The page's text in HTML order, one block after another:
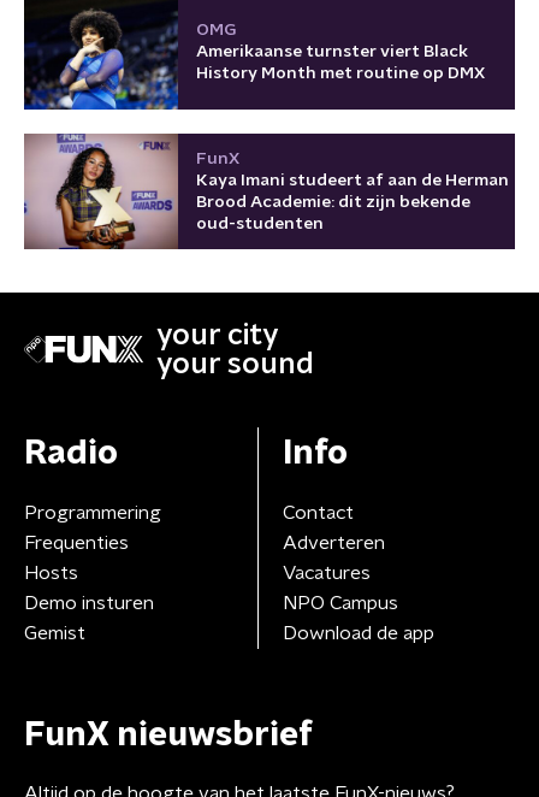
OMG
Amerikaanse turnster viert Black
History Month met routine op DMX
FunX
Kaya Imani studeert af aan de Herman
Brood Academie: dit zijn bekende
oud-studenten
your city
your sound
Radio
Programmering
Frequenties
Hosts
Demo insturen
Gemist
Info
Contact
Adverteren
Vacatures
NPO Campus
Download de app
FunX nieuwsbrief
Altijd op de hoogte van het laatste FunX-nieuws?